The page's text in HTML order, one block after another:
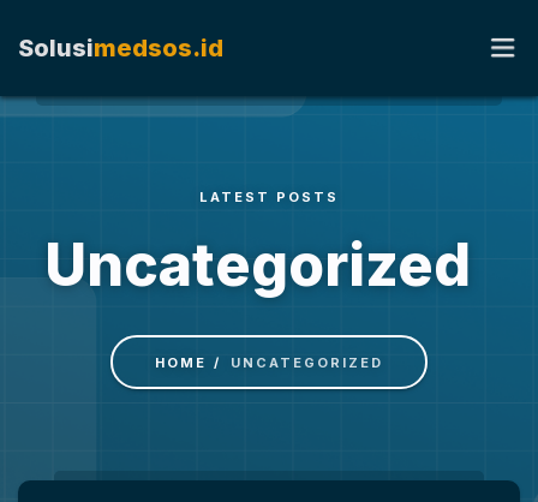
Solusimedsos.id
RATE CARD
KERJA SAMA
LATEST POSTS
Uncategorized
HOME UNCATEGORIZED